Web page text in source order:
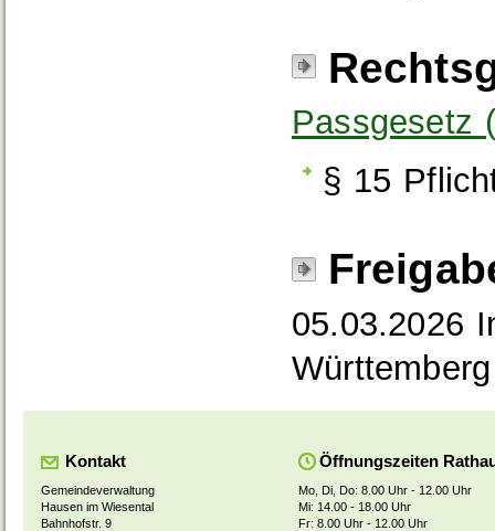
Passgesetz
§ 15
05.03.2026
Württemberg
Kontakt
Gemeindeverwaltung
Hausen im Wiesental
Bahnhofstr. 9
Öffnungszeiten
Mo, Di, Do: 8.00 Uhr - 12.00 Uhr
Mi: 14.00 - 18.00 Uhr
Fr: 8.00 Uhr - 12.00 Uhr